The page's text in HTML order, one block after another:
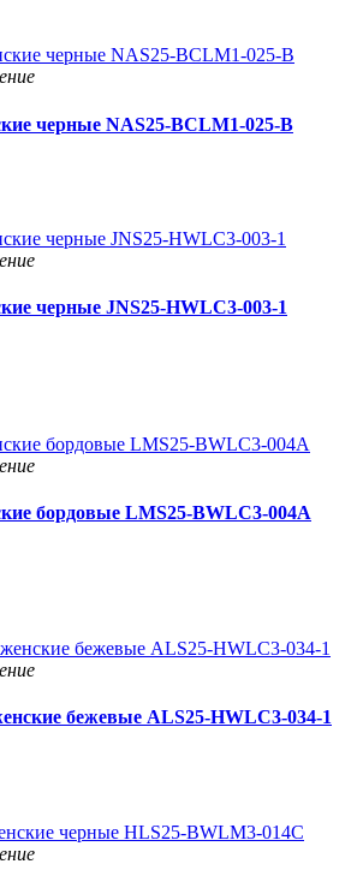
черные NAS25-BCLM1-025-B
черные JNS25-HWLC3-003-1
бордовые LMS25-BWLC3-004A
бежевые ALS25-HWLC3-034-1